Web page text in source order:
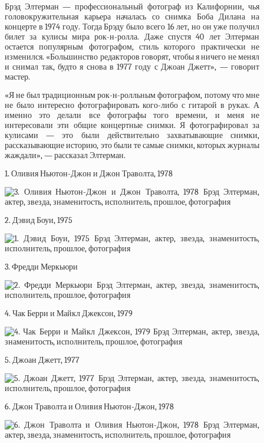
Брэд Элтерман — профессиональный фотограф из Калифорнии, чья
головокружительная карьера началась со снимка Боба Дилана на
концерте в 1974 году. Тогда Брэду было всего 16 лет, но он уже получил
билет за кулисы мира рок-н-ролла. Даже спустя 40 лет Элтерман
остается популярным фотографом, стиль которого практически не
изменился. «Большинство редакторов говорят, чтобы я ничего не менял
и снимал так, будто я снова в 1977 году с Джоан Джетт», — говорит
мастер.
«Я не был традиционным рок-н-ролльным фотографом, потому что мне
не было интересно фотографировать кого-либо с гитарой в руках. А
именно это делали все фотографы того времени, и меня не
интересовали эти общие концертные снимки. Я фотографировал за
кулисами — это были действительно захватывающие снимки,
рассказывающие историю, это были те самые снимки, которых журналы
жаждали», — рассказал Элтерман.
1. Оливия Ньютон-Джон и Джон Траволта, 1978
2. Дэвид Боуи, 1975
3. Фредди Меркьюри
4. Чак Берри и Майкл Джексон, 1979
5. Джоан Джетт, 1977
6. Джон Траволта и Оливия Ньютон-Джон, 1978